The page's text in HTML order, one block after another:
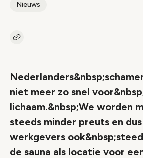
Nieuws
Kopieer link naar artikel
niet meer zo snel
lichaam.&nbsp;We worden
steeds minder preuts en
werkgevers
de sauna als locatie voor